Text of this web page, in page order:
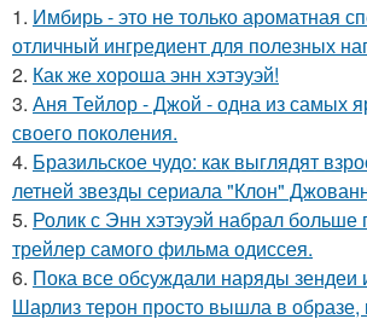
1. Имбирь - это не только ароматная
отличный ингредиент для полезных
2. Как же хороша энн хэтэуэй!
3. Аня Тейлор - Джой - одна из самых
своего поколения.
4. Бразильское чудо: как выглядят
летней звезды сериала "Клон"
5. Ролик с Энн хэтэуэй набрал больше
трейлер самого фильма одиссея.
6. Пока все обсуждали наряды зендеи
Шарлиз терон просто вышла в образе,